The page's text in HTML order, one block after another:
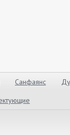
Санфаянс